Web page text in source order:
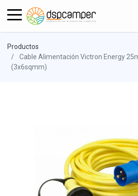
Productos
Cable Alimentación Victron Energy
(3x6sqmm)